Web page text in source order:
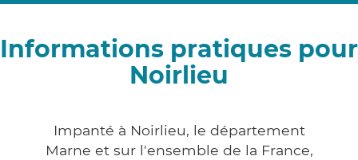
Informations pratiques pour
Noirlieu
Impanté à Noirlieu, le département
Marne et sur l'ensemble de la France,